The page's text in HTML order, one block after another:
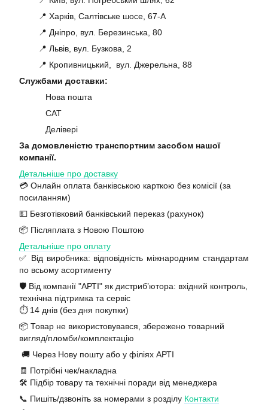
📍 Харків, Салтівське шосе, 67-А
📍 Дніпро, вул. Березинська, 80
📍 Львів, вул. Бузкова, 2
📍 Кропивницький, вул. Джерельна, 88
Службами доставки:
Нова пошта
САТ
Делівері
За домовленістю транспортним засобом нашої
компанії.
Детальніше про доставку
💳 Онлайн оплата банківською карткою без комісії (за
посиланням)
💵 Безготівковий банківський переказ (рахунок)
📦 Післяплата з Новою Поштою
Детальніше про оплату
✅ Від виробника: відповідність міжнародним стандартам
по всьому асортименту
🛡️ Від компанії "АРТІ" як дистриб’ютора: вхідний контроль,
технічна підтримка та сервіс
⏱️ 14 днів (без дня покупки)
📦 Товар не використовувався, збережено товарний
вигляд/пломби/комплектацію
🚚 Через Нову пошту або у філіях АРТІ
🧾 Потрібні чек/накладна
🛠️ Підбір товару та технічні поради від менеджера
📞 Пишіть/дзвоніть за номерами з розділу Контакти